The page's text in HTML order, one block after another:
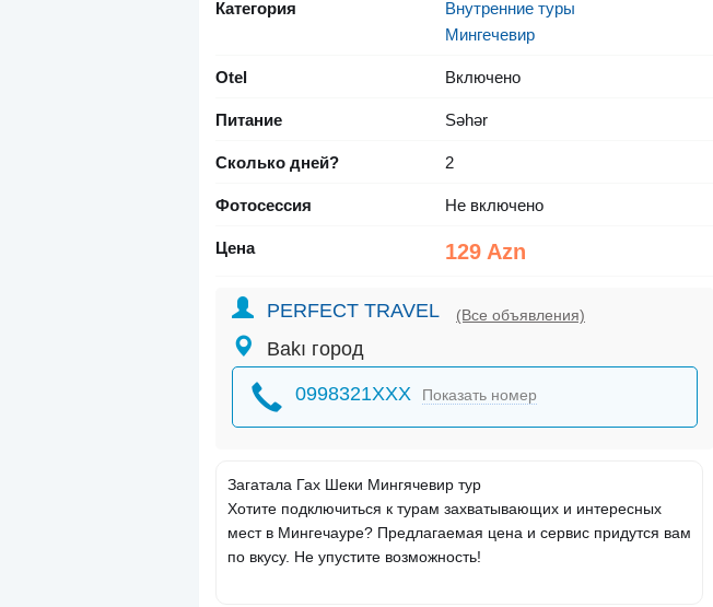
Категория
Внутренние туры
Мингечевир
Otel Включено
Питание Səhər
Сколько дней? 2
Фотосессия Не включено
Цена 129 Azn
PERFECT TRAVEL (Все объявления)
Bakı город
0998321XXX Показать номер
Загатала Гах Шеки Мингячевир тур
Хотите подключиться к турам захватывающих и интересных
мест в Мингечауре? Предлагаемая цена и сервис придутся вам
по вкусу. Не упустите возможность!